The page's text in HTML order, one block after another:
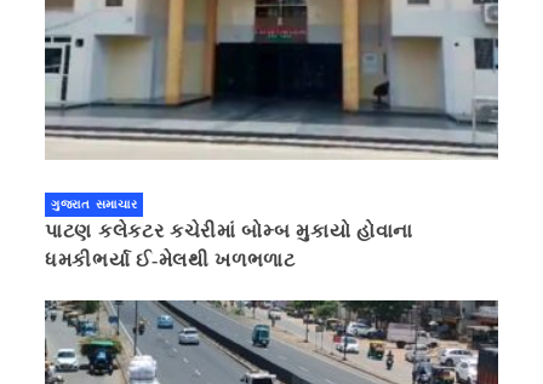
ગુજરાત સમાચાર
પાટણ કલેકટર કચેરીમાં બોમ્બ મુકાયો હોવાના
ધમકીભર્યા ઈ-મેલથી ખળભળાટ